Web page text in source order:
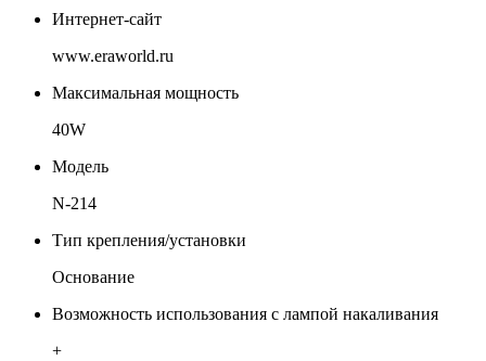
Интернет-сайт
www.eraworld.ru
Максимальная мощность
40W
Модель
N-214
Тип крепления/установки
Основание
Возможность использования с лампой накаливания
+